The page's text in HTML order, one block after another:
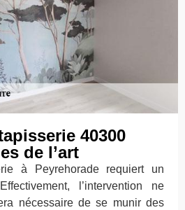
40300
de l’art
à Peyrehorade requiert un
l’intervention ne
nécessaire de se munir des